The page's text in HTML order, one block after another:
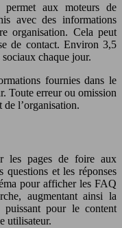
permet aux moteurs de
avec des informations
organisation. Cela peut
de contact. Environ 3,5
chaque jour.
fournies dans le
Toute erreur ou omission
l’organisation.
les pages de foire aux
et les réponses
pour afficher les FAQ
augmentant ainsi la
pour le content
utilisateur.